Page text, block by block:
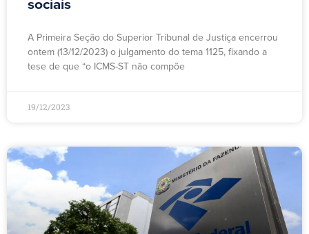
sociais
A Primeira Seção do Superior Tribunal de Justiça encerrou
ontem (13/12/2023) o julgamento do tema 1125, fixando a
tese de que “o ICMS-ST não compõe
19/12/2023